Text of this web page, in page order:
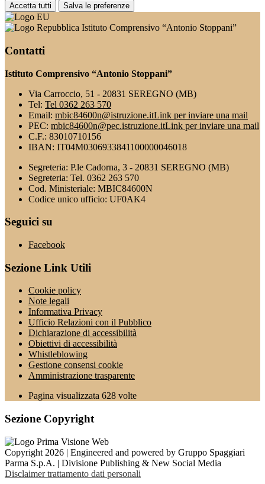
Accetta tutti Salva le preferenze
Istituto Comprensivo “Antonio Stoppani”
Contatti
Istituto Comprensivo “Antonio Stoppani”
Via Carroccio, 51 - 20831 SEREGNO (MB)
Tel: Tel 0362 263 570
Email: mbic84600n@istruzione.itLink per inviare una mail
PEC: mbic84600n@pec.istruzione.itLink per inviare una mail
C.F.: 83010710156
IBAN: IT04M0306933841100000046018
Segreteria: P.le Cadorna, 3 - 20831 SEREGNO (MB)
Segreteria: Tel. 0362 263 570
Cod. Ministeriale: MBIC84600N
Codice unico ufficio: UF0AK4
Seguici su
Facebook
Sezione Link Utili
Cookie policy
Note legali
Informativa Privacy
Ufficio Relazioni con il Pubblico
Dichiarazione di accessibilità
Obiettivi di accessibilità
Whistleblowing
Gestione consensi cookie
Amministrazione trasparente
Pagina visualizzata 628 volte
Sezione Copyright
Copyright 2026 | Engineered and powered by Gruppo Spaggiari
Parma S.p.A. | Divisione Publishing & New Social Media
Disclaimer trattamento dati personali